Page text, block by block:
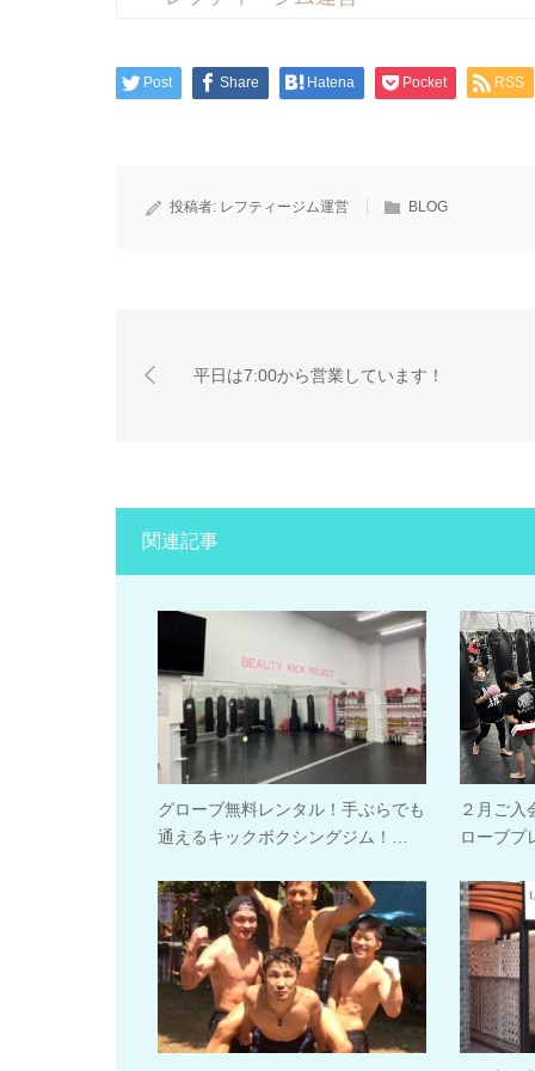
Post Share Hatena Pocket RSS
投稿者: レフティージム運営 BLOG
平日は7:00から営業しています！
関連記事
グローブ無料レンタル！手ぶらでも
通えるキックボクシングジム！…
２月ご入
ローブプ